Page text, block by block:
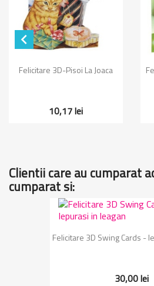

Felicitare 3D-Pisoi La Joaca
10,17 lei
Clientii care au cumparat
cumparat si:
Felicitare 3D Swing Cards -
30,00 lei